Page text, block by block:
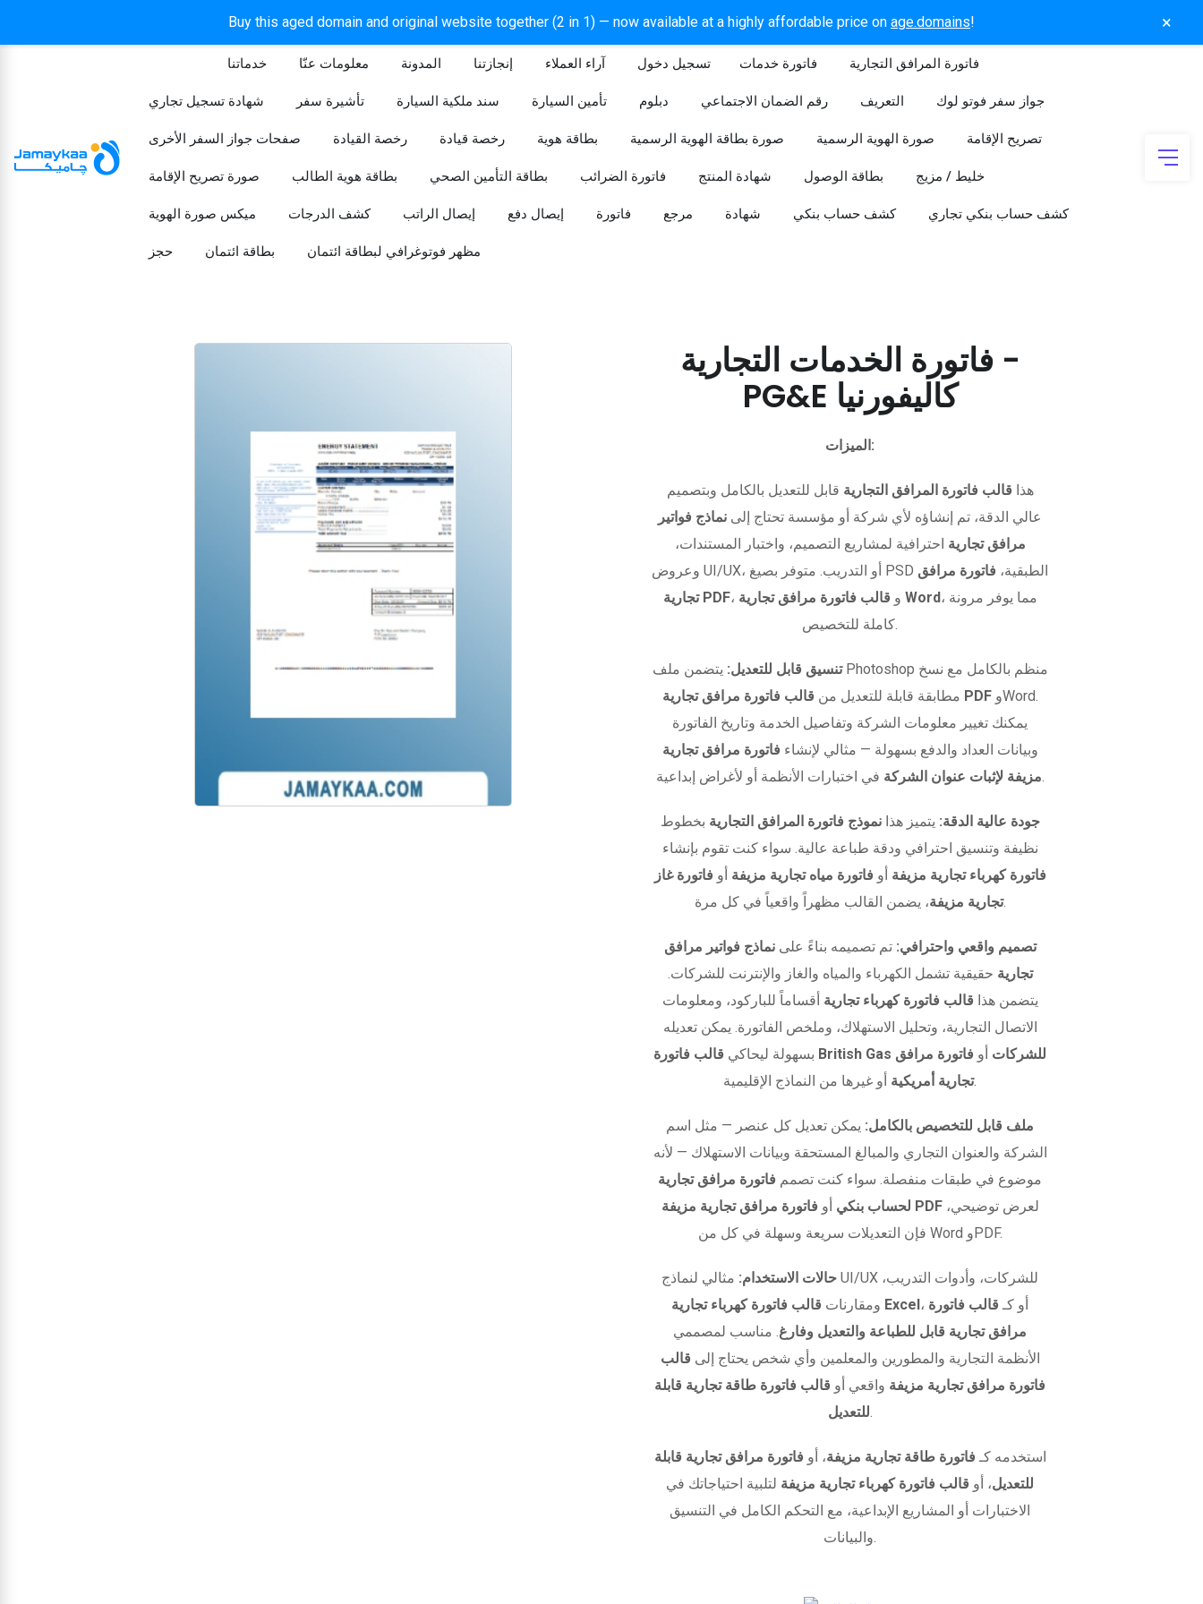
Buy this aged domain and original website together (2 in 1) — now available at a highly affordable price on age.domains! ×
خدماتنا معلومات عنّا المدونة إنجازتنا آراء العملاء تسجيل دخول​ فاتورة خدمات فاتورة المرافق التجارية
شهادة تسجيل تجاري تأشيرة سفر سند ملكية السيارة تأمين السيارة دبلوم رقم الضمان الاجتماعي التعريف جواز سفر فوتو لوك
صفحات جواز السفر الأخرى رخصة القيادة رخصة قيادة بطاقة هوية صورة بطاقة الهوية الرسمية صورة الهوية الرسمية تصريح الإقامة
صورة تصريح الإقامة بطاقة هوية الطالب بطاقة التأمين الصحي فاتورة الضرائب شهادة المنتج بطاقة الوصول خليط / مزيج
ميكس صورة الهوية كشف الدرجات إيصال الراتب إيصال دفع فاتورة مرجع شهادة كشف حساب بنكي كشف حساب بنكي تجاري
حجز بطاقة ائتمان مظهر فوتوغرافي لبطاقة ائتمان
فاتورة الخدمات التجارية -
PG&E كاليفورنيا
الميزات:
هذا قالب فاتورة المرافق التجارية قابل للتعديل بالكامل وبتصميم
عالي الدقة، تم إنشاؤه لأي شركة أو مؤسسة تحتاج إلى نماذج فواتير
مرافق تجارية احترافية لمشاريع التصميم، واختبار المستندات،
وعروض UI/UX، أو التدريب. متوفر بصيغ PSD الطبقية، فاتورة مرافق
تجارية PDF
، و قالب فاتورة مرافق تجارية Word، مما يوفر مرونة
كاملة للتخصيص.
تنسيق قابل للتعديل: يتضمن ملف Photoshop منظم بالكامل مع نسخ
مطابقة قابلة للتعديل من قالب فاتورة مرافق تجارية PDFوWord.
يمكنك تغيير معلومات الشركة وتفاصيل الخدمة وتاريخ الفاتورة
وبيانات العداد والدفع بسهولة — مثالي لإنشاء فاتورة مرافق تجارية
مزيفة لإثبات عنوان الشركةفي اختبارات الأنظمة أو لأغراض إبداعية.
جودة عالية الدقة: يتميز هذانموذج فاتورة المرافق التجارية بخطوط
نظيفة وتنسيق احترافي ودقة طباعة عالية. سواء كنت تقوم بإنشاء
فاتورة كهرباء تجارية مزيفة أو فاتورة مياه تجارية مزيفة أو فاتورة غاز
تجارية مزيفة، يضمن القالب مظهراً واقعياً في كل مرة.
تصميم واقعي واحترافي: تم تصميمه بناءً علىنماذج فواتير مرافق
تجارية حقيقية تشمل الكهرباء والمياه والغاز والإنترنت للشركات.
يتضمن هذا قالب فاتورة كهرباء تجارية أقساماً للباركود، ومعلومات
الاتصال التجارية، وتحليل الاستهلاك، وملخص الفاتورة. يمكن تعديله
بسهولة ليحاكي
قالب فاتورة British Gas للشركات أو فاتورة مرافق
تجارية أمريكيةأو غيرها من النماذج الإقليمية.
ملف قابل للتخصيص بالكامل: يمكن تعديل كل عنصر — مثل اسم
الشركة والعنوان التجاري والمبالغ المستحقة وبيانات الاستهلاك — لأنه
موضوع في طبقات منفصلة. سواء كنت تصمم فاتورة مرافق تجارية
لحساب بنكي أو فاتورة مرافق تجارية مزيفة PDFلعرض توضيحي،
فإن التعديلات سريعة وسهلة في كل من Word وPDF.
حالات الاستخدام: مثالي لنماذج UI/UX للشركات، وأدوات التدريب،
ومقارنات قالب فاتورة كهرباء تجارية Excel ، أو كـ قالب فاتورة
مرافق تجارية قابل للطباعة والتعديل وفارغ. مناسب لمصممي
الأنظمة التجارية والمطورين والمعلمين وأي شخص يحتاج إلى قالب
فاتورة مرافق تجارية مزيفة واقعي أو قالب فاتورة طاقة تجارية قابلة
للتعديل.
استخدمه كـ فاتورة طاقة تجارية مزيفة، أو فاتورة مرافق تجارية قابلة
للتعديل، أو قالب فاتورة كهرباء تجارية مزيفة لتلبية احتياجاتك في
الاختبارات أو المشاريع الإبداعية، مع التحكم الكامل في التنسيق
والبيانات.